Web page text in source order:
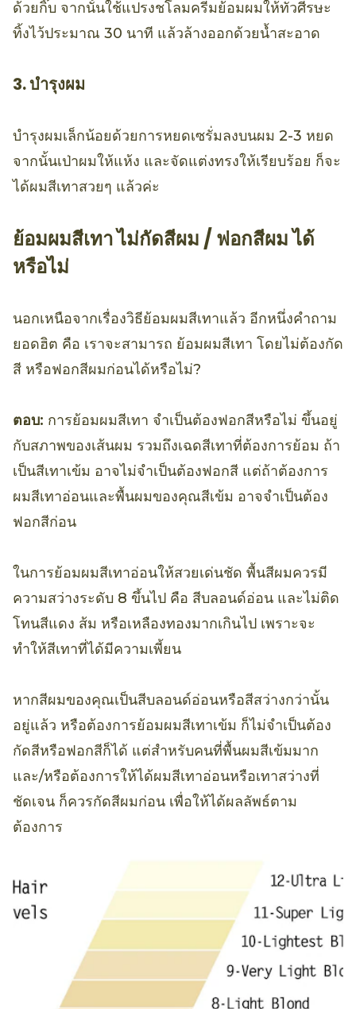
ด้วยกิ๊บ จากนั้นใช้แปรงชโลมครีมย้อมผมให้ทั่วศีรษะ
ทิ้งไว้ประมาณ 30 นาที แล้วล้างออกด้วยน้ำสะอาด
3. บำรุงผม
บำรุงผมเล็กน้อยด้วยการหยดเซรั่มลงบนผม 2-3 หยด
จากนั้นเป่าผมให้แห้ง และจัดแต่งทรงให้เรียบร้อย ก็จะ
ได้ผมสีเทาสวยๆ แล้วค่ะ
ย้อมผมสีเทา ไม่กัดสีผม / ฟอกสีผม ได้
หรือไม่
นอกเหนือจากเรื่องวิธีย้อมผมสีเทาแล้ว อีกหนึ่งคำถาม
ยอดฮิต คือ เราจะสามารถ ย้อมผมสีเทา โดยไม่ต้องกัด
สี หรือฟอกสีผมก่อนได้หรือไม่?
ตอบ: การย้อมผมสีเทา จำเป็นต้องฟอกสีหรือไม่ ขึ้นอยู่
กับสภาพของเส้นผม รวมถึงเฉดสีเทาที่ต้องการย้อม ถ้า
เป็นสีเทาเข้ม อาจไม่จำเป็นต้องฟอกสี แต่ถ้าต้องการ
ผมสีเทาอ่อนและพื้นผมของคุณสีเข้ม อาจจำเป็นต้อง
ฟอกสีก่อน
ในการย้อมผมสีเทาอ่อนให้สวยเด่นชัด พื้นสีผมควรมี
ความสว่างระดับ 8 ขึ้นไป คือ สีบลอนด์อ่อน และไม่ติด
โทนสีแดง ส้ม หรือเหลืองทองมากเกินไป เพราะจะ
ทำให้สีเทาที่ได้มีความเพี้ยน
หากสีผมของคุณเป็นสีบลอนด์อ่อนหรือสีสว่างกว่านั้น
อยู่แล้ว หรือต้องการย้อมผมสีเทาเข้ม ก็ไม่จำเป็นต้อง
กัดสีหรือฟอกสีก็ได้ แต่สำหรับคนที่พื้นผมสีเข้มมาก
และ/หรือต้องการให้ได้ผมสีเทาอ่อนหรือเทาสว่างที่
ชัดเจน ก็ควรกัดสีผมก่อน เพื่อให้ได้ผลลัพธ์ตาม
ต้องการ